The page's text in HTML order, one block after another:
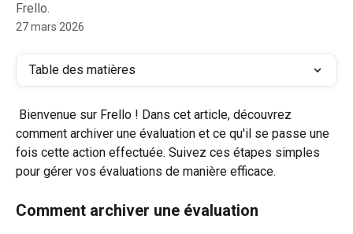
Frello.
27 mars 2026
Table des matières
comment archiver une évaluation et ce qu'il se passe une
fois cette action effectuée. Suivez ces étapes simples
pour gérer vos évaluations de manière efficace.
Comment archiver une évaluation